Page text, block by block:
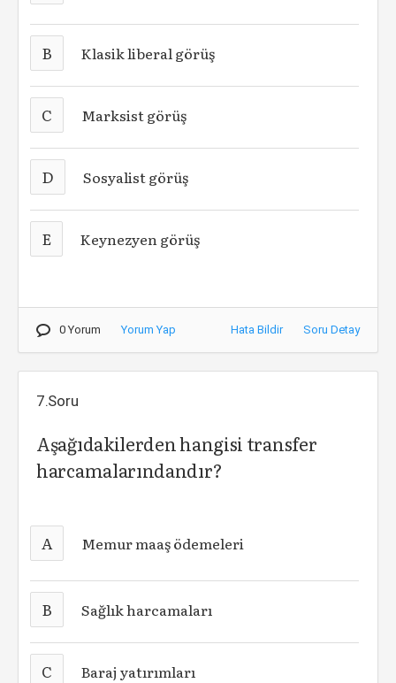
B Klasik liberal görüş
C Marksist görüş
D Sosyalist görüş
E Keynezyen görüş
0 Yorum Yorum Yap Hata Bildir Soru Detay
7.Soru
Aşağıdakilerden hangisi transfer
harcamalarındandır?
A Memur maaş ödemeleri
B Sağlık harcamaları
C Baraj yatırımları